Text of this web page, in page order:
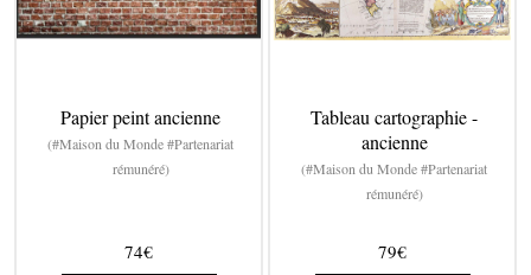
Papier peint ancienne
(#Maison du Monde #Partenariat
rémunéré)
74€
Tableau cartographie -
ancienne
(#Maison du Monde #Partenariat
rémunéré)
79€